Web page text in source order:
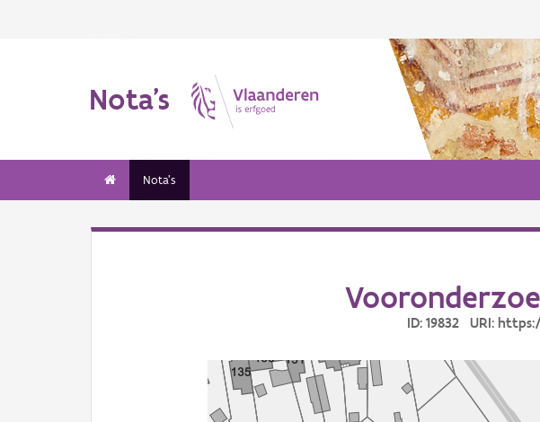
Nota's
Nota's
ID: 19832 URI: